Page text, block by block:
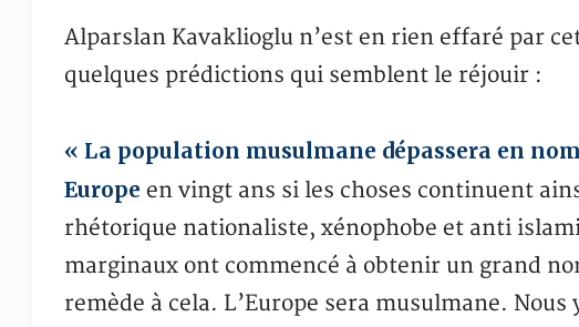
Alparslan Kavaklioglu n’est en rien effaré par
quelques prédictions qui semblent le réjouir :
« La population musulmane dépassera en
Europe en vingt ans si les choses continuent
rhétorique nationaliste, xénophobe et anti
marginaux ont commencé à obtenir un grand
remède à cela. L’Europe sera musulmane.